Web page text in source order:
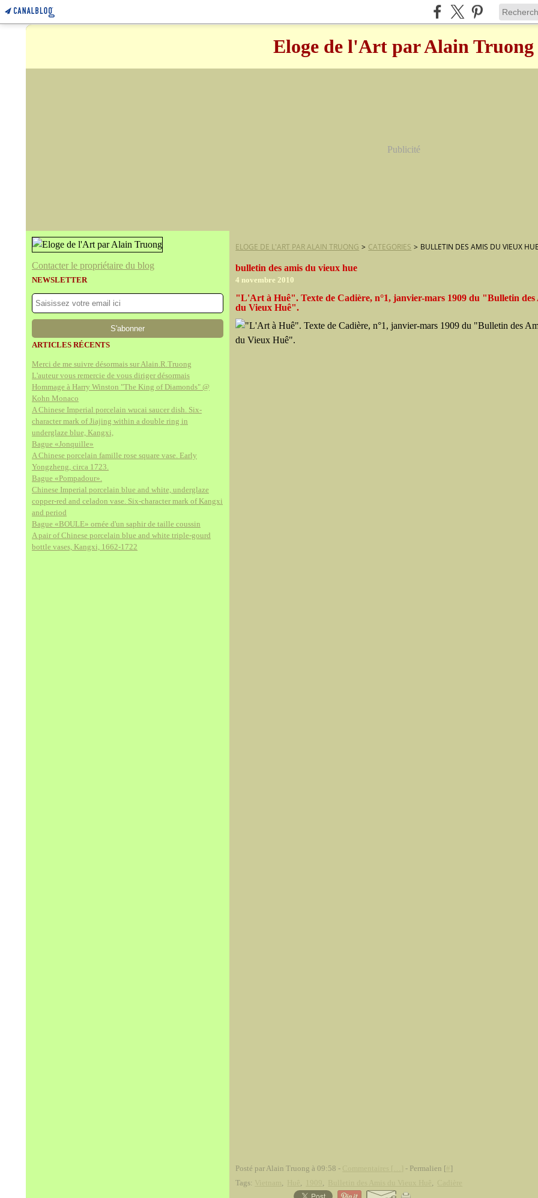
Eloge de l'Art par Alain Truong
Publicité
Contacter le propriétaire du blog
NEWSLETTER
ARTICLES RÉCENTS
Merci de me suivre désormais sur Alain.R.Truong
L'auteur vous remercie de vous diriger désormais
Hommage à Harry Winston "The King of Diamonds" @
Kohn Monaco
A Chinese Imperial porcelain wucai saucer dish. Six-
character mark of Jiajing within a double ring in
underglaze blue, Kangxi,
Bague «Jonquille»
A Chinese porcelain famille rose square vase. Early
Yongzheng, circa 1723.
Bague «Pompadour».
Chinese Imperial porcelain blue and white, underglaze
copper-red and celadon vase. Six-character mark of Kangxi
and period
Bague «BOULE» ornée d'un saphir de taille coussin
A pair of Chinese porcelain blue and white triple-gourd
bottle vases, Kangxi, 1662-1722
ELOGE DE L'ART PAR ALAIN TRUONG > CATEGORIES > BULLETIN DES AMIS DU VIEUX HUE
bulletin des amis du vieux hue
4 novembre 2010
"L'Art à Huê". Texte de Cadière, n°1, janvier-mars 1909 du "Bulletin des
du Vieux Huê".
Posté par Alain Truong à 09:58 - - Permalien [ ]
Tags:
, , , ,